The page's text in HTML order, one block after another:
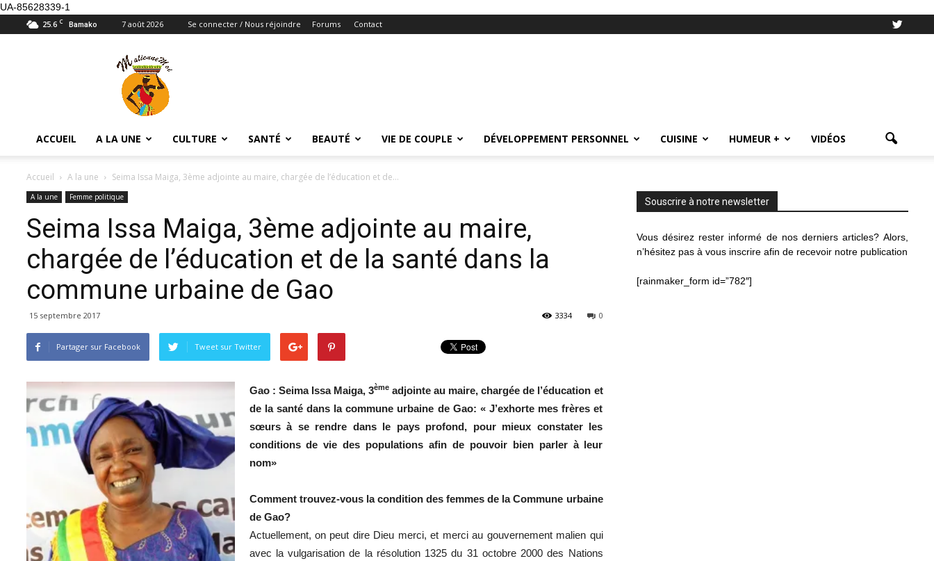
UA-85628339-1
25.6 C Bamako 7 août 2026 Se connecter / Nous réjoindre Forums Contact
Maliennemoi
ACCUEIL A LA UNE CULTURE SANTÉ BEAUTÉ VIE DE COUPLE DÉVELOPPEMENT PERSONNEL CUISINE HUMEUR + VIDÉOS
Accueil A la une Seima Issa Maiga, 3ème adjointe au maire, chargée de l’éducation et de...
A la une Femme politique
Seima Issa Maiga, 3ème adjointe au maire,
chargée de l’éducation et de la santé dans la
commune urbaine de Gao
15 septembre 2017 0
3334
Partager sur Facebook Tweet sur ​​Twitter
Gao : Seima Issa Maiga, 3èmeadjointe au maire, chargée de l’éducation et
de la santé dans la commune urbaine de Gao: « J’exhorte mes frères et
sœurs à se rendre dans le pays profond, pour mieux constater les
conditions de vie des populations afin de pouvoir bien parler à leur
nom»
Comment trouvez-vous la condition des femmes de la Commune urbaine
de Gao?
Actuellement, on peut dire Dieu merci, et merci au gouvernement malien qui
avec la vulgarisation de la résolution 1325 du 31 octobre 2000 des Nations
Souscrire à notre newsletter
Vous désirez rester informé de nos derniers articles? Alors,
n’hésitez pas à vous inscrire afin de recevoir notre publication
[rainmaker_form id=”782″]